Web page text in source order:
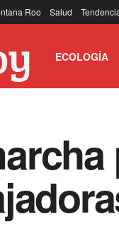
Roo Salud
ECOLOGÍA